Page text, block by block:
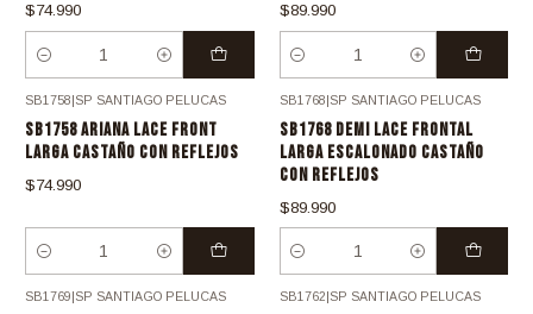
$74.990
Cantidad
$89.990
Cantidad
SB1758|SP SANTIAGO PELUCAS
SB1758 ARIANA LACE FRONT
LARGA CASTAÑO CON REFLEJOS
$74.990
Cantidad
SB1768|SP SANTIAGO PELUCAS
SB1768 DEMI LACE FRONTAL
LARGA ESCALONADO CASTAÑO
CON REFLEJOS
$89.990
Cantidad
SB1769 SP SANTIAGO PELUCAS SB1762 SP SANTIAGO PELUCAS